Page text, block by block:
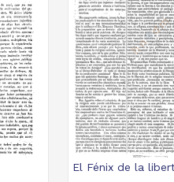
El Fénix de la